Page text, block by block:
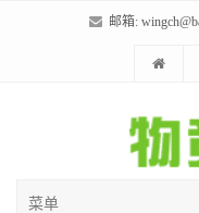
邮箱:
菜单